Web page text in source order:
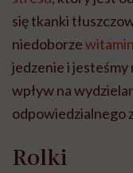
się tkanki
niedoborze
jedzenie i jesteśmy
wpływ na
odpowiedzialnego
Rolki